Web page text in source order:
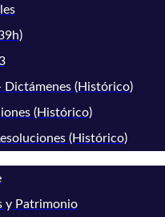
(Histórico)
(Histórico)
(Histórico)
y Patrimonio